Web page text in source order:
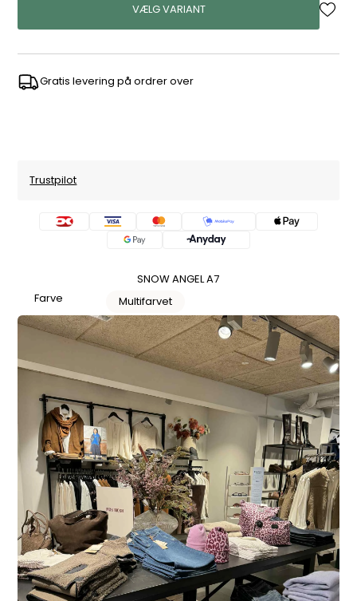
VÆLG VARIANT
Gratis levering på ordrer over
Trustpilot
SNOW ANGEL A7
Farve
Multifarvet